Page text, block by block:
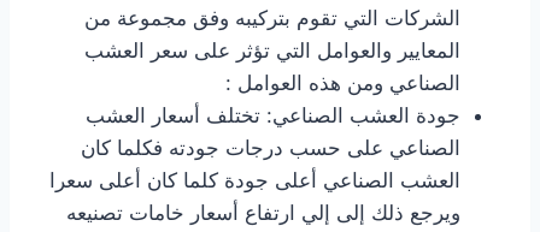
الشركات التي تقوم بتركيبه وفق مجموعة من
المعايير والعوامل التي تؤثر على سعر العشب
الصناعي ومن هذه العوامل :
جودة العشب الصناعي: تختلف أسعار العشب
الصناعي على حسب درجات جودته فكلما كان
العشب الصناعي أعلى جودة كلما كان أعلى سعرا
ويرجع ذلك إلى إلي ارتفاع أسعار خامات تصنيعه